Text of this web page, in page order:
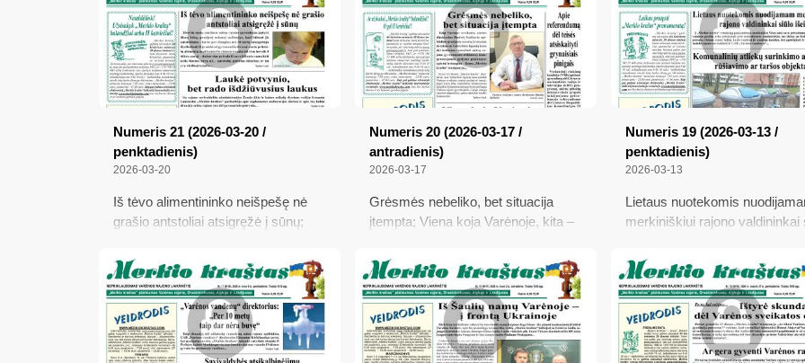
užmigdyta
atsimena, kad Dzūkijos
nacionaliniame parke buvo
maištas?; Neteisėtų migrantų iš
Baltarusijos išradingumas jiems
nepadėjo
stumbryno gyventojos vardas
Dzyva
Numeris 21 (2026-03-20 /
penktadienis)
2026-03-20
Iš tėvo alimentininko neišpešę nė
grašio antstoliai atsigręžė į sūnų;
išdžiūvusius laukus; Seimo narys
Martynas Katelynas apie Premjerės
lyderystę; Su rastais 80 tūkst.
vertės narkotikais siejamas ir
varėniškis
Numeris 20 (2026-03-17 /
antradienis)
2026-03-17
Grėsmės nebeliko, bet situacija
įtempta; Viena koja Varėnoje, kita –
stiprybė; Apie referendumą dėl
teisės atsiskaityti grynaisiais
pinigais
Numeris 19 (2026-03-13 /
penktadienis)
2026-03-13
Lietaus nuotekomis
merkiniškiui rajono valdininkai
aikštelės – rūšiavimo ar taršos
objektas?; Kaziukas grįžo – ir
pražydo; Paralelinio pasaulio
kronikos Varėnoje